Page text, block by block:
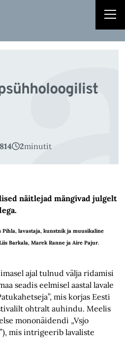
814 2minutit
näitlejad mängivad julgelt
Pihla, lavastaja, kunstnik ja muusikaline
Barkala, Marek Ranne ja Aire Pajur.
ajal tulnud välja ridamisi
seadis eelmisel aastal lavale
mis korjas Eesti
ohtralt auhindu. Meelis
mononäidendi „Vsjo
mis intrigeerib lavaliste